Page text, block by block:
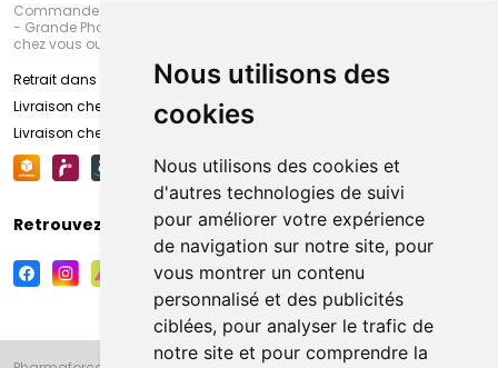
Nous utilisons des
cookies
Nous utilisons des cookies et
d'autres technologies de suivi
pour améliorer votre expérience
de navigation sur notre site, pour
vous montrer un contenu
personnalisé et des publicités
ciblées, pour analyser le trafic de
notre site et pour comprendre la
Commandez en ligne et venez chercher votre commande à Amiens
- Grande Pharmacie d’Amiens (Fachon) ou recevez-là rapidement
chez vous ou en point retrait
Retrait dans la pharmacie d’Amiens
Livraison chez vous
Livraison chez votre commerçant
Retrouvez-nous sur vos réseaux sociaux